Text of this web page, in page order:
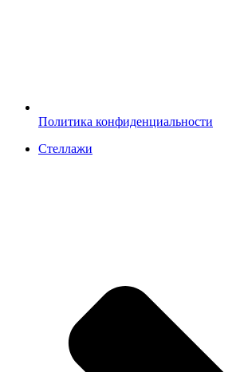
Политика конфиденциальности
Стеллажи